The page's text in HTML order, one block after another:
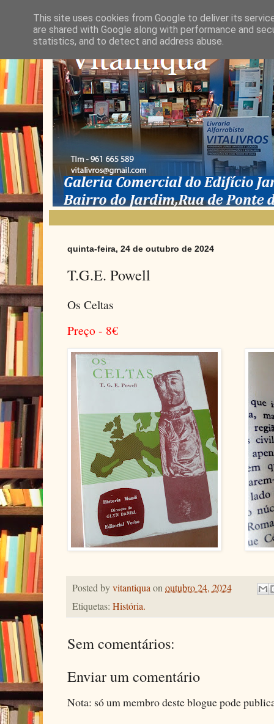
quinta-feira, 24 de outubro de 2024
T.G.E. Powell
Os Celtas
Preço - 8€
Posted byvitantiquaonoutubro 24, 2024
Etiquetas: História.
Sem comentários:
Enviar um comentário
Nota: só um membro deste blogue pode
This site uses cookies from Google to deliver its
are shared with Google along with performance and
statistics, and to detect and address abuse.